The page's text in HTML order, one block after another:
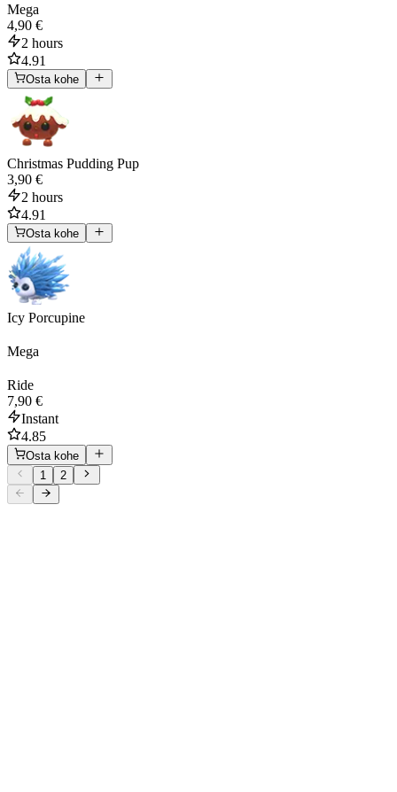
Mega
4,90 €
2 hours
4.91
Osta kohe
Christmas Pudding Pup
3,90 €
2 hours
4.91
Osta kohe
Icy Porcupine
Mega
Ride
7,90 €
Instant
4.85
Osta kohe
1
2